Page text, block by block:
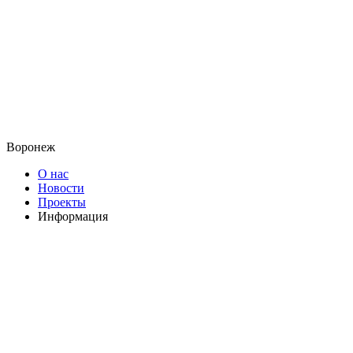
Воронеж
О нас
Новости
Проекты
Информация